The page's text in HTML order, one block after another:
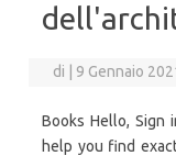
di 9 Gennaio
Books Hello, Sign
help you find